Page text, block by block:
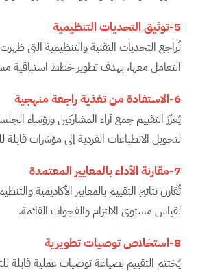
5-توثيق التحديات التنظيمية
تُراجع التحديات التقنية والتنظيمية التي
التعامل معها، بهدف تطوير خطط استباقية
6-الاستفادة من تغذية راجعة منهجية
يُعزّز التقييم جمع آراء المشاركين ورؤساء
لتحويل الانطباعات الفردية إلى مؤشرات
7-مقارنة الأداء بالمعايير المعتمدة
تُقارن نتائج التقييم بالمعايير الأكاديمية
لقياس مستوى الالتزام والفجوات القائمة.
8-استخلاص توصيات تطويرية
يُختتم التقييم بصياغة توصيات عملية قابلة